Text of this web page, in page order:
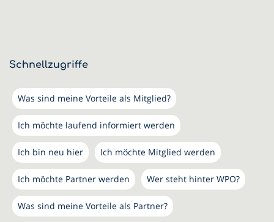
Schnellzugriffe
Was sind meine Vorteile als Mitglied?
Ich möchte laufend informiert werden
Ich bin neu hier Ich möchte Mitglied werden
Ich möchte Partner werden Wer steht hinter WPO?
Was sind meine Vorteile als Partner?